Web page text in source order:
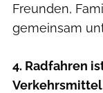
Freunden,
gemeinsam
4. Radfahren
Verkehrsmittel